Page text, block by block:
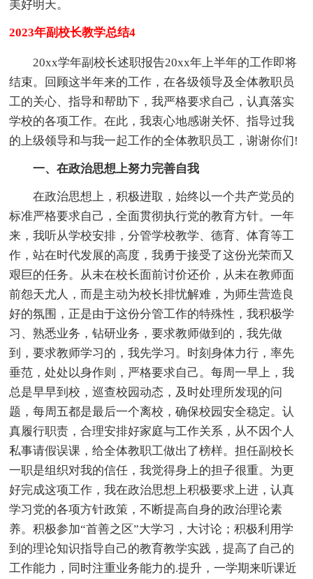
美好明天。
2023年副校长教学总结4
20xx学年副校长述职报告20xx年上半年的工作即将
结束。回顾这半年来的工作，在各级领导及全体教职员
工的关心、指导和帮助下，我严格要求自己，认真落实
学校的各项工作。在此，我衷心地感谢关怀、指导过我
的上级领导和与我一起工作的全体教职员工，谢谢你们!
一、在政治思想上努力完善自我
在政治思想上，积极进取，始终以一个共产党员的
标准严格要求自己，全面贯彻执行党的教育方针。一年
来，我听从学校安排，分管学校教学、德育、体育等工
作，站在时代发展的高度，我勇于接受了这份光荣而又
艰巨的任务。从未在校长面前讨价还价，从未在教师面
前怨天尤人，而是主动为校长排忧解难，为师生营造良
好的氛围，正是由于这份分管工作的特殊性，我积极学
习、熟悉业务，钻研业务，要求教师做到的，我先做
到，要求教师学习的，我先学习。时刻身体力行，率先
垂范，处处以身作则，严格要求自己。每周一早上，我
总是早早到校，巡查校园动态，及时处理所发现的问
题，每周五都是最后一个离校，确保校园安全稳定。认
真履行职责，合理安排好家庭与工作关系，从不因个人
私事请假误课，给全体教职工做出了榜样。担任副校长
一职是组织对我的信任，我觉得身上的担子很重。为更
好完成这项工作，我在政治思想上积极要求上进，认真
学习党的各项方针政策，不断提高自身的政治理论素
养。积极参加“首善之区”大学习，大讨论；积极利用学
到的理论知识指导自己的教育教学实践，提高了自己的
工作能力，同时注重业务能力的.提升，一学期来听课近